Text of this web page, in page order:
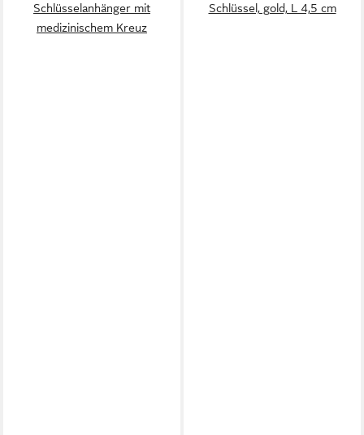
Schlüsselanhänger mit
medizinischem Kreuz
Schlüssel, gold, L 4,5 cm